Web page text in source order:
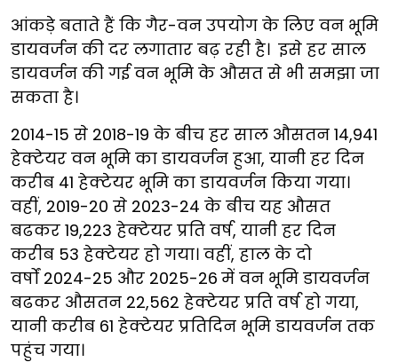
आंकड़े बताते हैं कि गैर-वन उपयोग के लिए वन भूमि
डायवर्जन की दर लगातार बढ़ रही है। इसे हर साल
डायवर्जन की गई वन भूमि के औसत से भी समझा जा
सकता है।
2014-15 से 2018-19 के बीच हर साल औसतन 14,941
हेक्टेयर वन भूमि का डायवर्जन हुआ, यानी हर दिन
करीब 41 हेक्टेयर भूमि का डायवर्जन किया गया।
वहीं, 2019-20 से 2023-24 के बीच यह औसत
बढकर 19,223 हेक्टेयर प्रति वर्ष, यानी हर दिन
करीब 53 हेक्टेयर हो गया। वहीं, हाल के दो
वर्षों 2024-25 और 2025-26 में वन भूमि डायवर्जन
बढकर औसतन 22,562 हेक्टेयर प्रति वर्ष हो गया,
यानी करीब 61 हेक्टेयर प्रतिदिन भूमि डायवर्जन तक
पहुंच गया।